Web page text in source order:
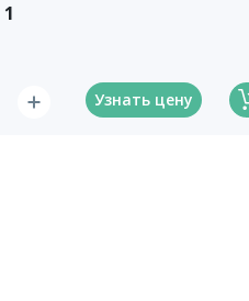
1
Узнать цену